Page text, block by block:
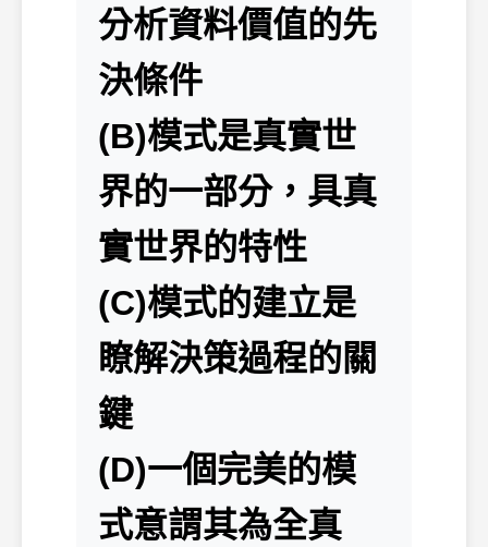
分析資料價值的先
決條件
(B)模式是真實世
界的一部分，具真
實世界的特性
(C)模式的建立是
瞭解決策過程的關
鍵
(D)一個完美的模
式意謂其為全真